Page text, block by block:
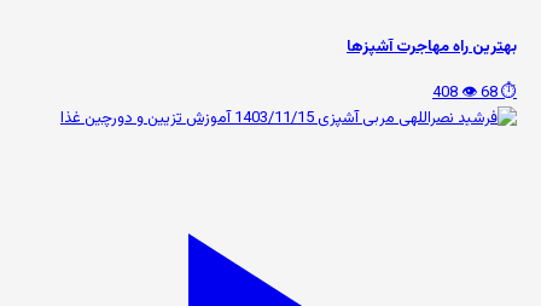
بهترین راه مهاجرت آشپزها
⏱️ 68
👁️ 408